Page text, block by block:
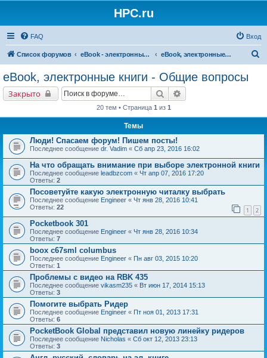
HPC.ru
FAQ Вход
Список форумов eBook - электронные книги eBook, электронные книги - Общие вопросы
eBook, электронные книги - Общие вопросы
Закрыто Поиск
20 тем • Страница 1 из 1
Темы
Люди! Спасаем форум! Пишем посты!
Последнее сообщение dr. Vadim « Сб апр 23, 2016 16:02
На что обращать внимание при выборе электронной книги
Последнее сообщение leadbzcom « Чт апр 07, 2016 17:20
Ответы: 2
Посоветуйте какую электронную читалку выбрать
Последнее сообщение Engineer « Чт янв 28, 2016 10:41
Ответы: 22 1 2
Рocketbook 301
Последнее сообщение Engineer « Чт янв 28, 2016 10:34
Ответы: 7
boox c67sml columbus
Последнее сообщение Engineer « Пн авг 03, 2015 10:20
Ответы: 1
Проблемы с видео на RBK 435
Последнее сообщение vikasm235 « Вт июн 17, 2014 15:13
Ответы: 3
Помогите выбрать Ридер
Последнее сообщение Engineer « Пт ноя 01, 2013 17:31
Ответы: 6
PocketBook Global представил новую линейку ридеров
Последнее сообщение Nicholas « Сб окт 12, 2013 23:13
Ответы: 3